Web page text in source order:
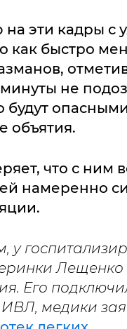
эти кадры с
как быстро
не
будут опасными
объятия.
что с ним
намеренно
у
Лещенко
Его
медики